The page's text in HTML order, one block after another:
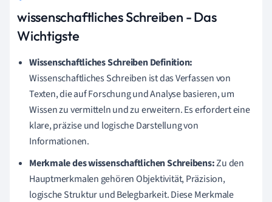
wissenschaftliches Schreiben - Das
Wichtigste
Wissenschaftliches Schreiben Definition:
Wissenschaftliches Schreiben ist das Verfassen von
Texten, die auf Forschung und Analyse basieren, um
Wissen zu vermitteln und zu erweitern. Es erfordert eine
klare, präzise und logische Darstellung von
Informationen.
Merkmale des wissenschaftlichen Schreibens:Zu den
Hauptmerkmalen gehören Objektivität, Präzision,
logische Struktur und Belegbarkeit. Diese Merkmale